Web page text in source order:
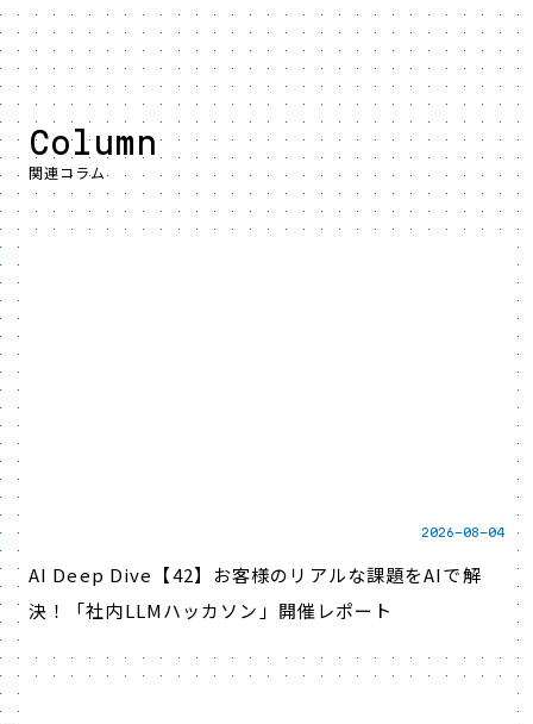
Column
関連コラム
2026-08-04
AI Deep Dive【42】お客様のリアルな課題をAIで解
決！「社内LLMハッカソン」開催レポート